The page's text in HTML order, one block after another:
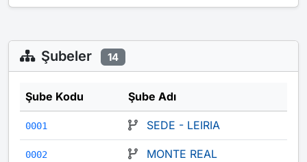
Şubeler 14
Şube Kodu Şube Adı
0001 SEDE - LEIRIA
0002 MONTE REAL